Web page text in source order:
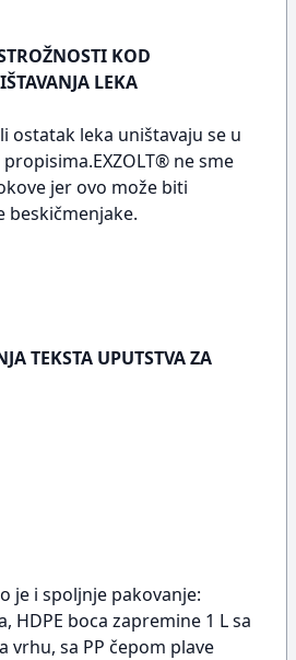
KOD
LEKA
ostatak leka uništavaju se u
ne sme
jer ovo može biti
beskičmenjake.
TEKSTA UPUTSTVA ZA
je i spoljnje pakovanje:
HDPE boca zapremine 1 L sa
vrhu, sa PP čepom plave